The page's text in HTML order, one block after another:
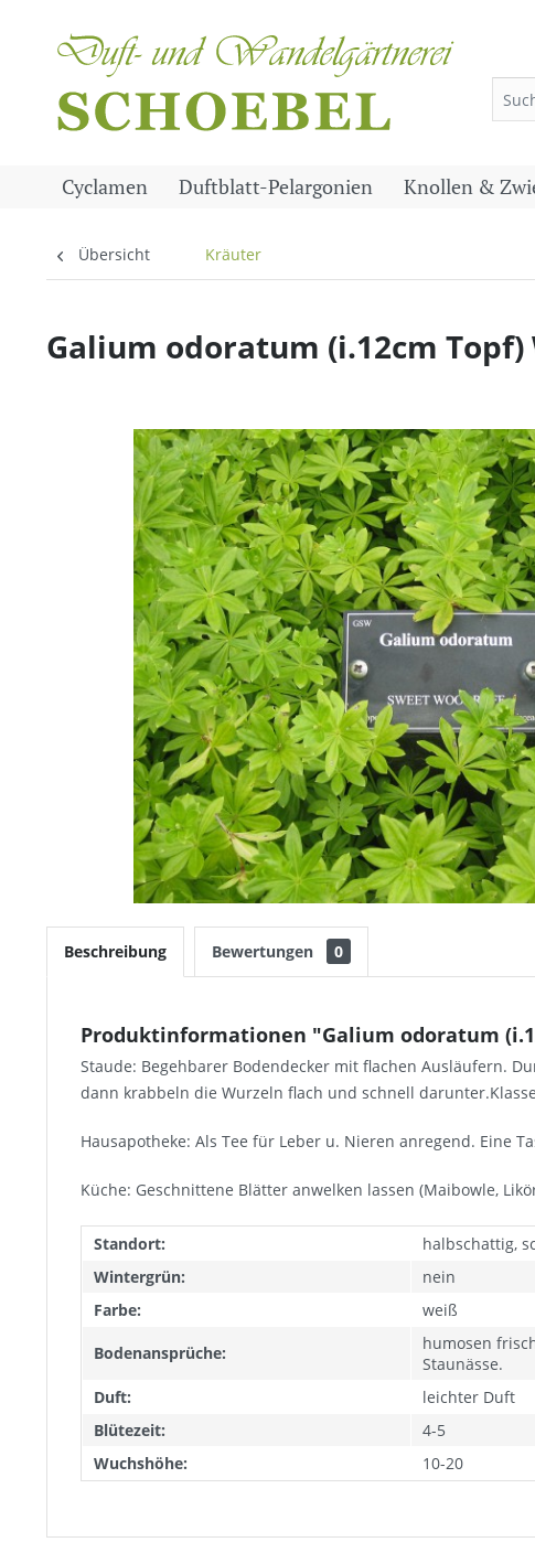
Cyclamen Duftblatt-Pelargonien Knollen &
Übersicht Kräuter
Galium odoratum (i.12cm
Beschreibung Bewertungen 0
Produktinformationen "Galium odoratum
Staude: Begehbarer Bodendecker mit flachen Ausläufern.
dann krabbeln die Wurzeln flach und schnell
Hausapotheke: Als Tee für Leber u. Nieren anregend. Eine
Küche: Geschnittene Blätter anwelken lassen (Maibowle,
Standort:
halbschattig,
Wintergrün:
nein
Farbe:
weiß
Bodenansprüche:
humosen
Staunässe.
Duft:
leichter Duft
Blütezeit:
4-5
Wuchshöhe:
10-20